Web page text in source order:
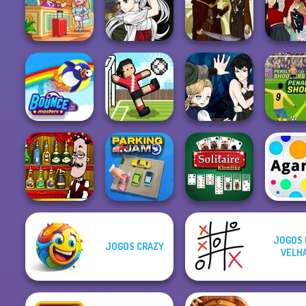
Merge 2048 Gun
Rush
Worms.Zone Murder
Hotel Fever
Tycoon
Manga Creator
Vampire Hunter
P...
Firebender Zuko
The Fly
Bouncemasters Soccer Random
Manga Creator
Vampire Hunter
P...
Penalty
3
Bartender The
Right Mix
Solitaire
Klondike
JOGOS CRAZY
JOGOS